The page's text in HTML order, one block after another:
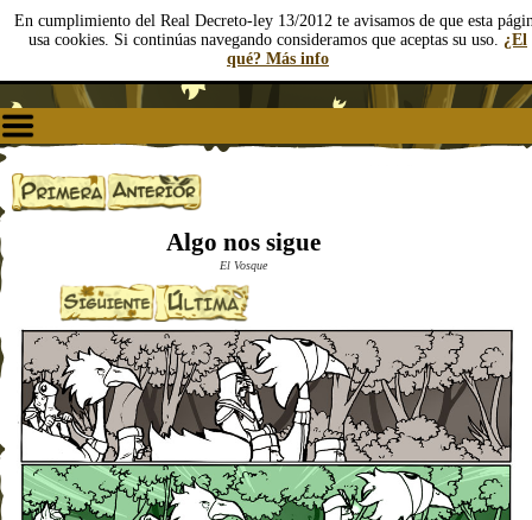
En cumplimiento del Real Decreto-ley 13/2012 te avisamos de que esta
usa cookies. Si continúas navegando consideramos que aceptas su uso. ¿El
qué? Más info
Algo nos sigue
El Vosque